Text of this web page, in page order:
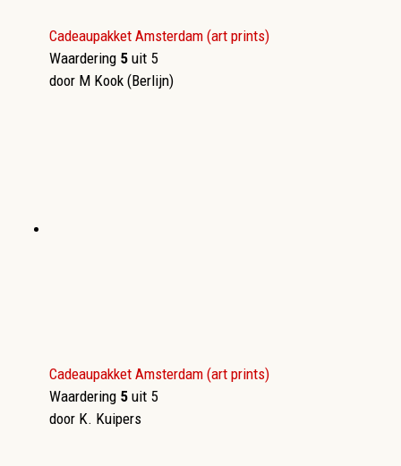
Cadeaupakket Amsterdam (art prints)
Waardering 5 uit 5
door M Kook (Berlijn)
Cadeaupakket Amsterdam (art prints)
Waardering 5 uit 5
door K. Kuipers